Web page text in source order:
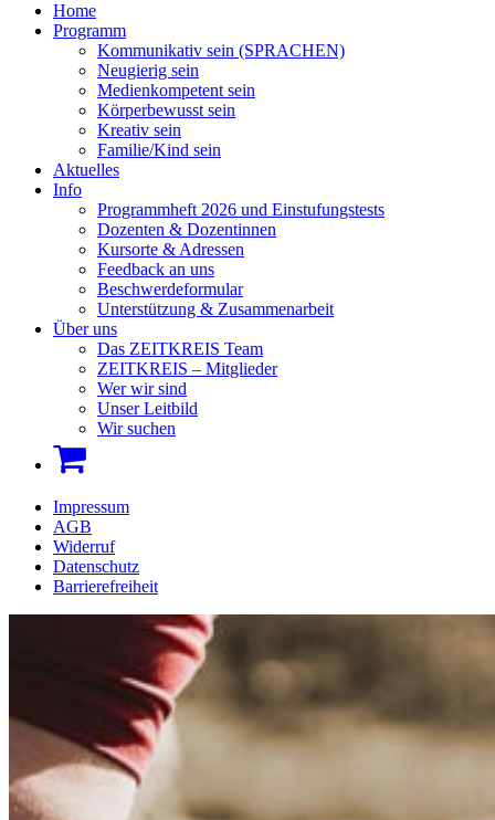
Home
Programm
Kommunikativ sein (SPRACHEN)
Neugierig sein
Medienkompetent sein
Körperbewusst sein
Kreativ sein
Familie/Kind sein
Aktuelles
Info
Programmheft 2026 und Einstufungstests
Dozenten & Dozentinnen
Kursorte & Adressen
Feedback an uns
Beschwerdeformular
Unterstützung & Zusammenarbeit
Über uns
Das ZEITKREIS Team
ZEITKREIS – Mitglieder
Wer wir sind
Unser Leitbild
Wir suchen
Impressum
AGB
Widerruf
Datenschutz
Barrierefreiheit